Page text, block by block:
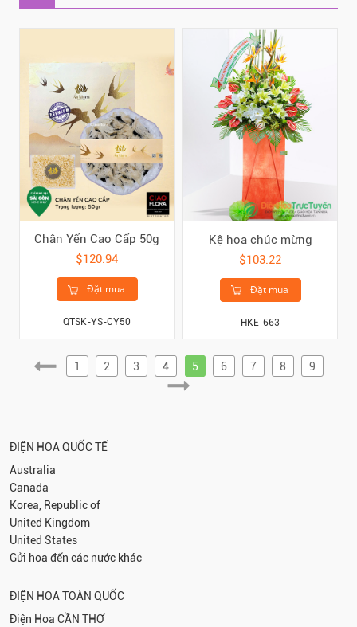
Chân Yến Cao Cấp 50g
$120.94
Đặt mua
QTSK-YS-CY50
Kệ hoa chúc mừng
$103.22
Đặt mua
HKE-663
1 2 3 4 5 6 7 8 9
ĐIỆN HOA QUỐC TẾ
Australia
Canada
Korea, Republic of
United Kingdom
United States
Gửi hoa đến các nước khác
ĐIỆN HOA TOÀN QUỐC
Điện Hoa CẦN THƠ